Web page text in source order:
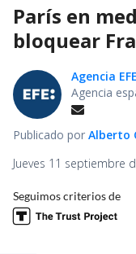
París en
bloquear
Agencia EFE
Agencia
Publicado por Alberto
Jueves 11 septiembre
Seguimos criterios de